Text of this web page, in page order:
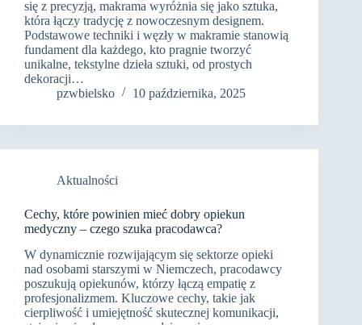
się z precyzją, makrama wyróżnia się jako sztuka,
która łączy tradycję z nowoczesnym designem.
Podstawowe techniki i węzły w makramie stanowią
fundament dla każdego, kto pragnie tworzyć
unikalne, tekstylne dzieła sztuki, od prostych
dekoracji…
pzwbielsko
10 października, 2025
Aktualności
Cechy, które powinien mieć dobry opiekun
medyczny – czego szuka pracodawca?
W dynamicznie rozwijającym się sektorze opieki
nad osobami starszymi w Niemczech, pracodawcy
poszukują opiekunów, którzy łączą empatię z
profesjonalizmem. Kluczowe cechy, takie jak
cierpliwość i umiejętność skutecznej komunikacji,